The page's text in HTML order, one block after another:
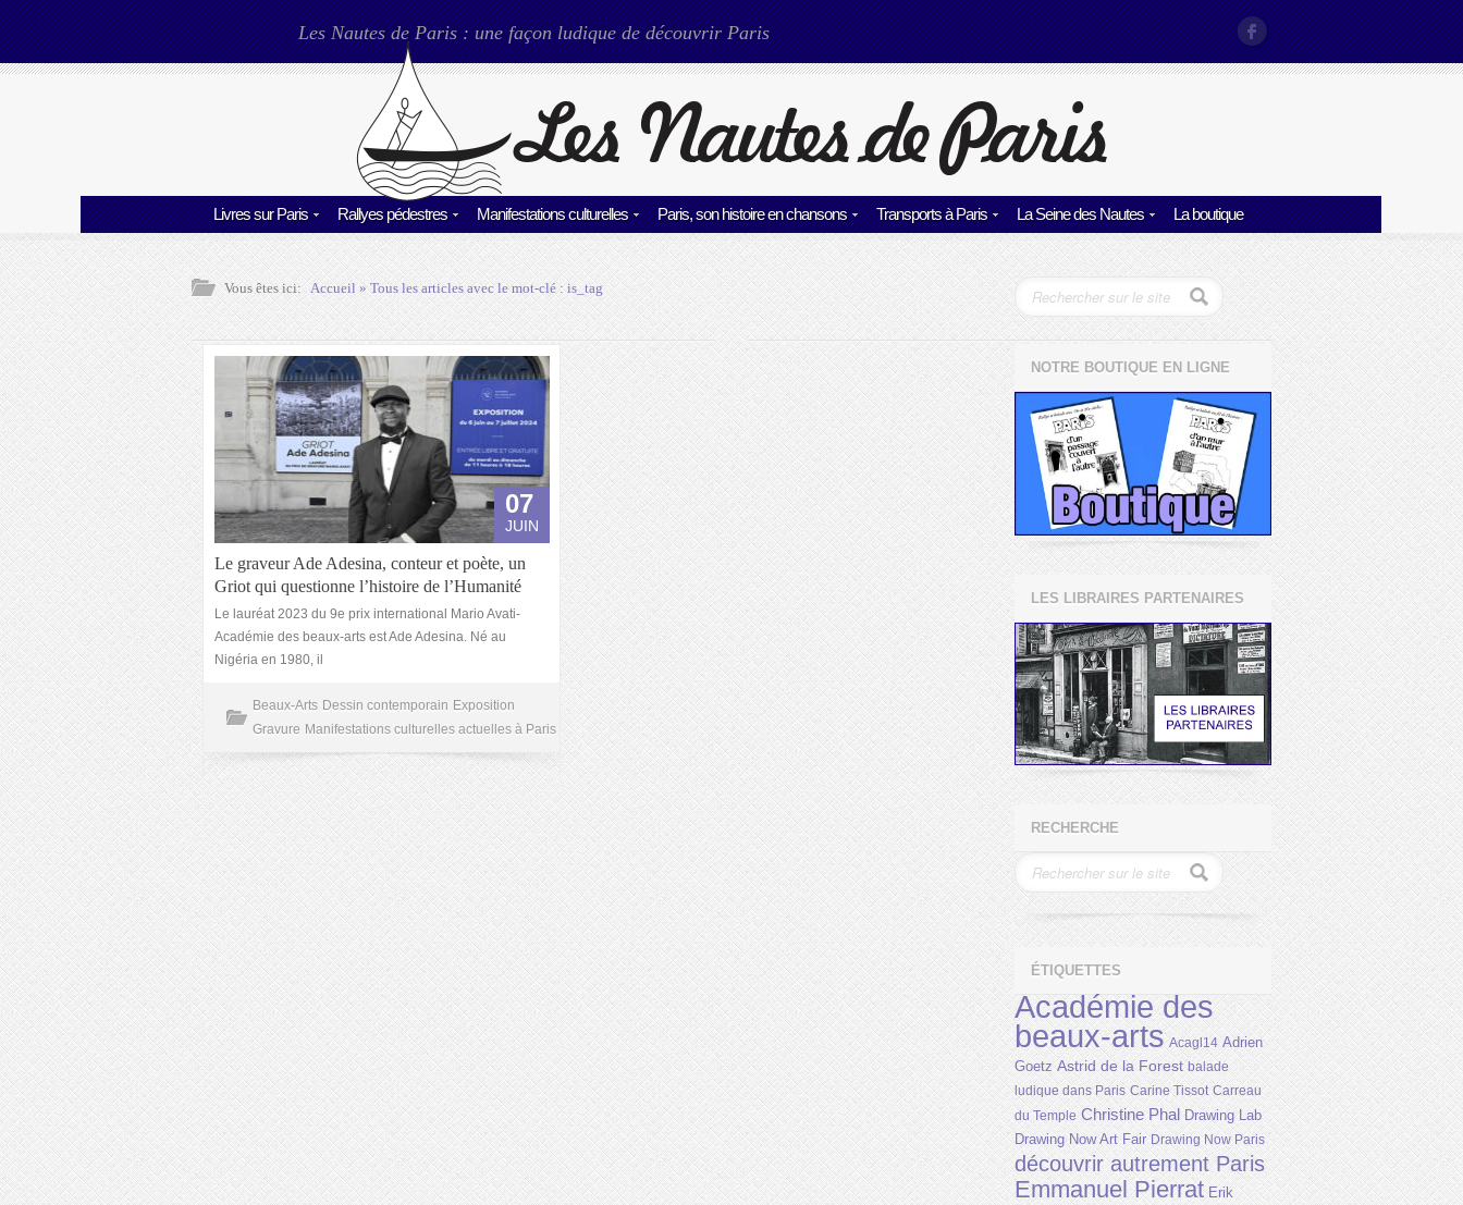
Les Nautes de Paris : une façon ludique de découvrir Paris
Livres sur Paris Rallyes pédestres Manifestations culturelles Paris, son histoire en chansons Transports à Paris La Seine des Nautes La boutique
Vous êtes ici: Accueil» Tous les articles avec le mot-clé :is_tag
07
JUIN
Le graveur Ade Adesina, conteur et poète, un
Griot qui questionne l’histoire de l’Humanité
Le lauréat 2023 du 9e prix international Mario Avati-
Académie des beaux-arts est Ade Adesina. Né au
Nigéria en 1980, il
Beaux-Arts Dessin contemporain Exposition
Gravure Manifestations culturelles actuelles à Paris
NOTRE BOUTIQUE EN LIGNE
LES LIBRAIRES PARTENAIRES
RECHERCHE
ÉTIQUETTES
Académie des
beaux-arts Acagl14 Adrien
Goetz Astrid de la Forest balade
ludique dans Paris Carine Tissot Carreau
du Temple Christine Phal Drawing Lab
Drawing Now Art Fair Drawing Now Paris
découvrir autrement Paris
Emmanuel Pierrat Erik